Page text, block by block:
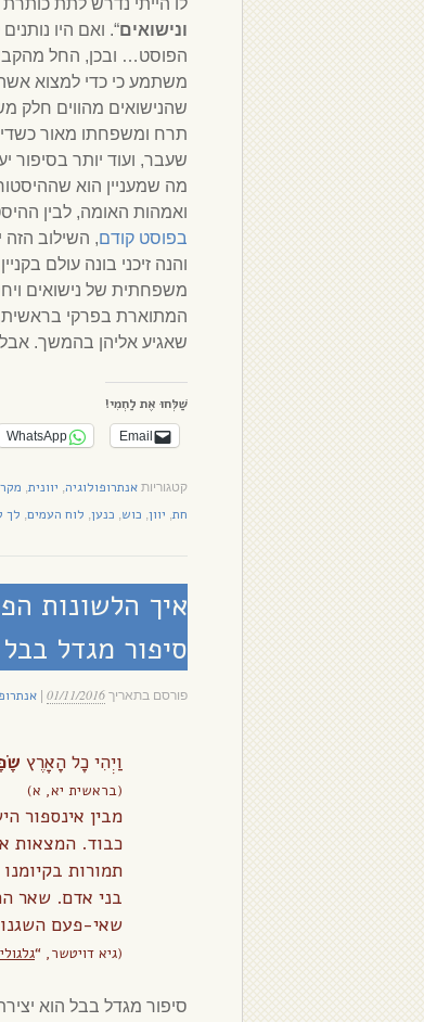
לו הייתי נדרש לתת
ונישואים“. ואם היו
הפוסט… ובכן, החל
משתמע כי כדי למצוא
שהנישואים מהווים חלק
תרח ומשפחתו מאור
שעבר, ועוד יותר בסיפור
מה שמעניין הוא
ואמהות האומה, לבין
בפוסט קודם, השילוב הזה
והנה זיכני בונה עולם
משפחתית של נישואים
המתוארת בפרקי בראשית,
שאגיע אליהן בהמשך.
שַׁלְּחוּ אֶת לַחְמִי!
Email
WhatsApp
קטגוריות אנתרופולוגיה, יוונית,
חת, יוון, כוש, כנען, לוח העמים, לך
איך הלשונות
סיפור מגדל בבל
פורסם בתאריך 01/11/2016
וַיְהִי כָל הָאָרֶץ
(בראשית יא, א)
מבין אינספור
כבוד. המצאות
תמורות
בני אדם. שאר
שאי-פעם
(גיא דויטשר, “
סיפור מגדל בבל הוא